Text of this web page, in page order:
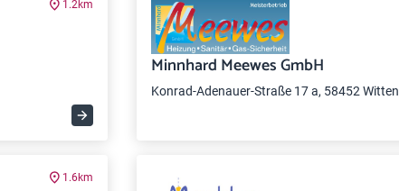
1.2km
Minnhard Meewes GmbH
Konrad-Adenauer-Straße 17 a, 58452 Witten
1.6km